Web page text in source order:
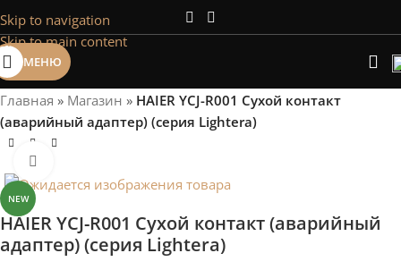
Skip to navigation
Skip to main content
Сэкономим Ваше время на подбор
Рассчитаем мощность | Предложим от 3х вариантов | В
наличии и под заказ
Скидки от 5%
МЕНЮ
Главная » Магазин » HAIER YCJ-R001 Сухой контакт
(аварийный адаптер) (серия Lightera)
NEW
HAIER YCJ-R001 Сухой контакт (аварийный
адаптер) (серия Lightera)